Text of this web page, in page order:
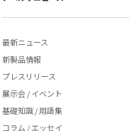
最新ニュース
新製品情報
プレスリリース
展示会 / イベント
基礎知識 / 用語集
コラム / エッセイ